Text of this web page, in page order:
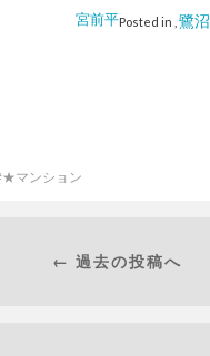
Posted in
宮前平 鷺沼
★マンション
← 過去の投稿へ